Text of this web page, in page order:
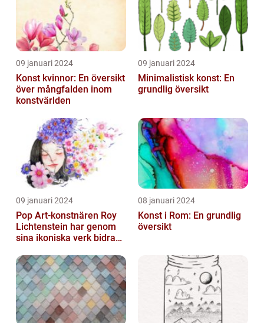
09 januari 2024
Konst kvinnor: En översikt
över mångfalden inom
konstvärlden
09 januari 2024
Minimalistisk konst: En
grundlig översikt
09 januari 2024
Pop Art-konstnären Roy
Lichtenstein har genom
sina ikoniska verk bidragit
08 januari 2024
Konst i Rom: En grundlig
översikt